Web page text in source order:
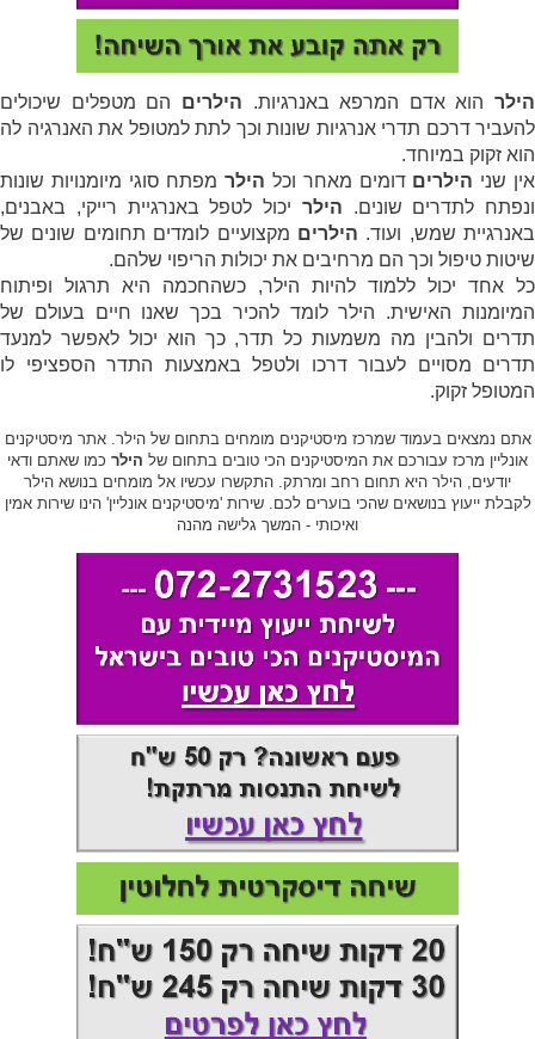
הילר הוא אדם המרפא באנרגיות. הילרים הם מטפלים שיכולים
להעביר דרכם תדרי אנרגיות שונות וכך לתת למטופל את האנרגיה לה
הוא זקוק במיוחד.
אין שני הילרים דומים מאחר וכל הילרמפתח סוגי מיומנויות שונות
ונפתח לתדרים שונים. הילר יכול לטפל באנרגיית רייקי, באבנים,
באנרגיית שמש, ועוד. הילרים מקצועיים לומדים תחומים שונים של
שיטות טיפול וכך הם מרחיבים את יכולות הריפוי שלהם.
כל אחד יכול ללמוד להיות הילר, כשהחכמה היא תרגול ופיתוח
המיומנות האישית. הילר לומד להכיר בכך שאנו חיים בעולם של
תדרים ולהבין מה משמעות כל תדר, כך הוא יכול לאפשר למנעד
תדרים מסויים לעבור דרכו ולטפל באמצעות התדר הספציפי לו
המטופל זקוק.
אתם נמצאים בעמוד שמרכז מיסטיקנים מומחים בתחום של הילר. אתר מיסטיקנים
אונליין מרכז עבורכם את המיסטיקנים הכי טובים בתחום של הילר כמו שאתם ודאי
יודעים, הילר היא תחום רחב ומרתק. התקשרו עכשיו אל מומחים בנושא הילר
לקבלת ייעוץ בנושאים שהכי בוערים לכם. שירות 'מיסטיקנים אונליין' הינו שירות אמין
ואיכותי - המשך גלישה מהנה